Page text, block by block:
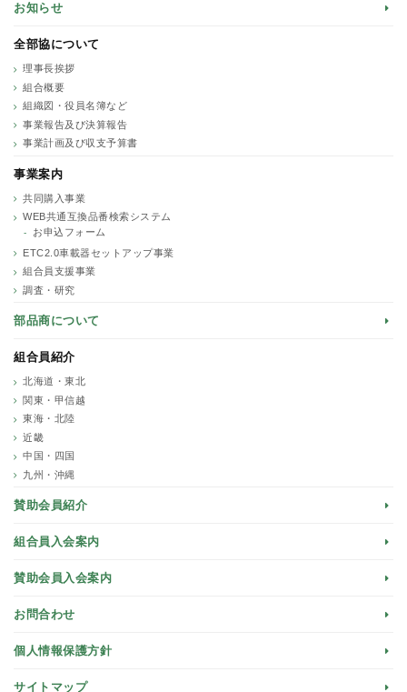
お知らせ
全部協について
理事長挨拶
組合概要
組織図・役員名簿など
事業報告及び決算報告
事業計画及び収支予算書
事業案内
共同購入事業
WEB共通互換品番検索システム
お申込フォーム
ETC2.0車載器セットアップ事業
組合員支援事業
調査・研究
部品商について
組合員紹介
北海道・東北
関東・甲信越
東海・北陸
近畿
中国・四国
九州・沖縄
賛助会員紹介
組合員入会案内
賛助会員入会案内
お問合わせ
個人情報保護方針
サイトマップ